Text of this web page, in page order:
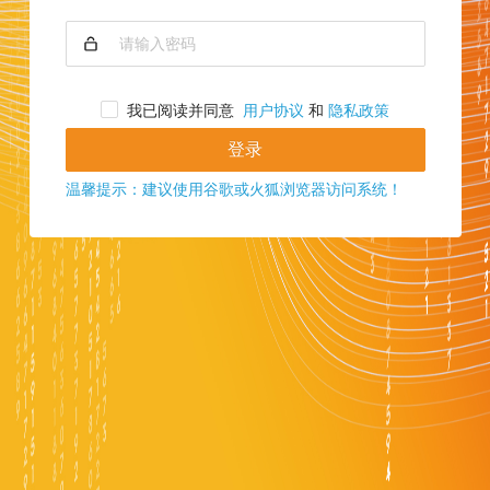
我已阅读并同意 用户协议 和 隐私政策
登录
温馨提示：建议使用谷歌或火狐浏览器访问系统！